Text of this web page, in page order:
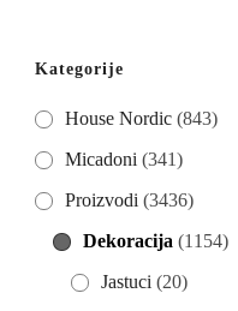
Kategorije
House Nordic (843)
Micadoni (341)
Proizvodi (3436)
Dekoracija (1154)
Jastuci (20)